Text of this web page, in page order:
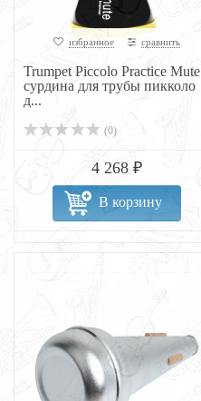
избранное сравнить
Trumpet Piccolo Practice Mute
сурдина для трубы пикколо
д...
(0)
4 268 ₽
В корзину